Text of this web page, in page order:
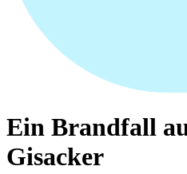
Ein Brandfall
Gisacker